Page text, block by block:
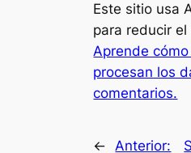
Este sitio usa
para reducir el
Aprende cómo
procesan los
comentarios.
← Anterior: